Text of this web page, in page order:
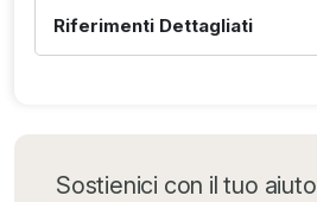
Riferimenti Dettagliati
Sostienici con il tuo aiuto